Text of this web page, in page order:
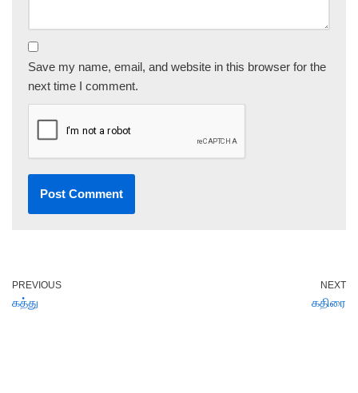
Save my name, email, and website in this browser for the
next time I comment.
PREVIOUS
கத்து
NEXT
கதிரை